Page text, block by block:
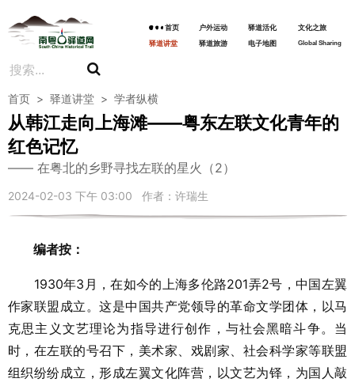
首页 户外运动 驿道活化
文化之旅
驿道讲堂
驿道旅游 电子地图 Global Sharing
首页 > 驿道讲堂 > 学者纵横
从韩江走向上海滩——粤东左联文化青年的
红色记忆
在粤北的乡野寻找左联的星火（2）
2024-02-03 下午 03:00 作者：许瑞生
编者按：
1930年3月，在如今的上海多伦路201弄2号，中国左翼
作家联盟成立。这是中国共产党领导的革命文学团体，以马
克思主义文艺理论为指导进行创作，与社会黑暗斗争。当
时，在左联的号召下，美术家、戏剧家、社会科学家等联盟
组织纷纷成立，形成左翼文化阵营，以文艺为铎，为国人敲